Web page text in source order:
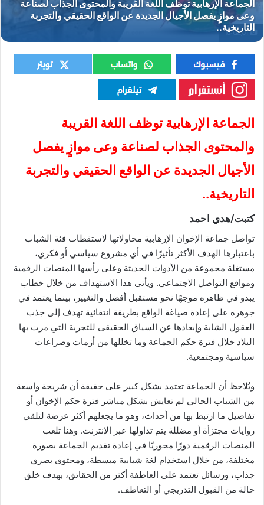
الجماعة
الجماعة الإرهابية توظف اللغة القريبة
والمحتوى الجذاب لصناعة وعى موازٍ يفصل
الأجيال الجديدة عن الواقع الحقيقي والتجربة
التاريخية..
كتبت/هدي احمد
تواصل جماعة الإخوان الإرهابية محاولاتها لاستقطاب فئة الشباب
باعتبارها الهدف الأكثر تأثيرًا في أي مشروع سياسي أو فكري،
مستغلة مجموعة من الأدوات الحديثة وعلى رأسها المنصات الرقمية
ومواقع التواصل الاجتماعي. ويأتى هذا الاستهداف من خلال خطاب
يبدو في ظاهره موجهًا نحو مستقبل أفضل والتغيير، بينما يعتمد في
جوهره على إعادة صياغة الواقع بطريقة انتقائية تهدف إلى جذب
العقول الشابة وإبعادها عن السياق الحقيقى للتجربة التي مرت بها
البلاد خلال فترة حكم الجماعة وما تخللها من أزمات وصراعات
سياسية ومجتمعية.
ويُلاحظ أن الجماعة تعتمد بشكل كبير على حقيقة أن شريحة واسعة
من الشباب الحالي لم تعايش بشكل مباشر فترة حكم الإخوان أو
تفاصيل ما ارتبط بها من أحداث، وهو ما يجعلهم أكثر عرضة لتلقي
روايات مجتزأة أو مضللة يتم تداولها عبر الإنترنت. وهنا تلعب
المنصات الرقمية دورًا محوريًا في إعادة تقديم الجماعة بصورة
مختلفة، من خلال استخدام لغة شبابية مبسطة، ومحتوى بصري
جذاب، ورسائل تعتمد على العاطفة أكثر من الحقائق، بهدف خلق
حالة من القبول التدريجي أو التعاطف.